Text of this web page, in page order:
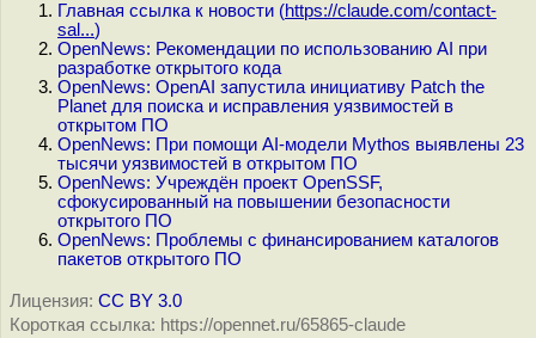
Главная ссылка к новости (https://claude.com/contact-
sal...)
OpenNews: Рекомендации по использованию AI при
разработке открытого кода
OpenNews: OpenAI запустила инициативу Patch the
Planet для поиска и исправления уязвимостей в
открытом ПО
OpenNews: При помощи AI-модели Mythos выявлены 23
тысячи уязвимостей в открытом ПО
OpenNews: Учреждён проект OpenSSF,
сфокусированный на повышении безопасности
открытого ПО
OpenNews: Проблемы с финансированием каталогов
пакетов открытого ПО
Лицензия: CC BY 3.0
Короткая ссылка: https://opennet.ru/65865-claude